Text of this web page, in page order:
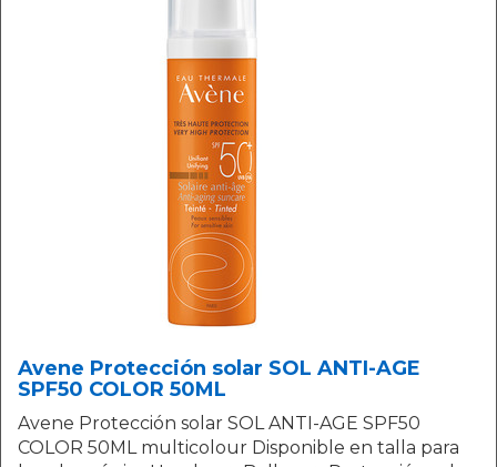
Avene Protección solar SOL ANTI-AGE
SPF50 COLOR 50ML
Avene Protección solar SOL ANTI-AGE SPF50
COLOR 50ML multicolour Disponible en talla para